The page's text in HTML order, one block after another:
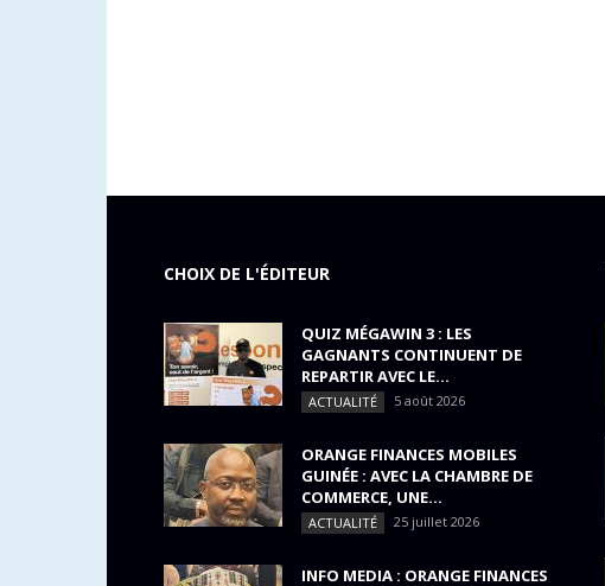
CHOIX DE L'ÉDITEUR
QUIZ MÉGAWIN 3 : LES
GAGNANTS CONTINUENT DE
REPARTIR AVEC LE...
ACTUALITÉ 5 août 2026
ORANGE FINANCES MOBILES
GUINÉE : AVEC LA CHAMBRE DE
COMMERCE, UNE...
ACTUALITÉ 25 juillet 2026
INFO MEDIA : ORANGE FINANCES